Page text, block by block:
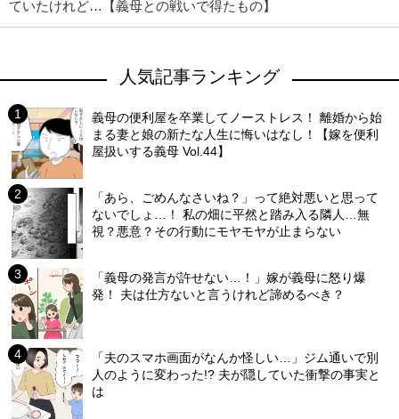
ていたけれど…【義母との戦いで得たもの】
人気記事ランキング
義母の便利屋を卒業してノーストレス！ 離婚から始
まる妻と娘の新たな人生に悔いはなし！【嫁を便利
屋扱いする義母 Vol.44】
「あら、ごめんなさいね？」って絶対悪いと思って
ないでしょ…！ 私の畑に平然と踏み入る隣人…無
視？悪意？その行動にモヤモヤが止まらない
「義母の発言が許せない…！」嫁が義母に怒り爆
発！ 夫は仕方ないと言うけれど諦めるべき？
「夫のスマホ画面がなんか怪しい…」ジム通いで別
人のように変わった!? 夫が隠していた衝撃の事実と
は